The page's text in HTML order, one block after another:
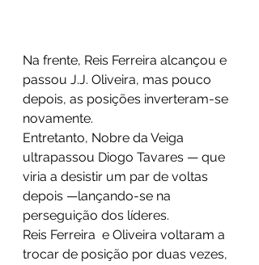
Na frente, Reis Ferreira alcançou e
passou J.J. Oliveira, mas pouco
depois, as posições inverteram-se
novamente.
Entretanto, Nobre da Veiga
ultrapassou Diogo Tavares — que
viria a desistir um par de voltas
depois —lançando-se na
perseguição dos líderes.
Reis Ferreira  e Oliveira voltaram a
trocar de posição por duas vezes,